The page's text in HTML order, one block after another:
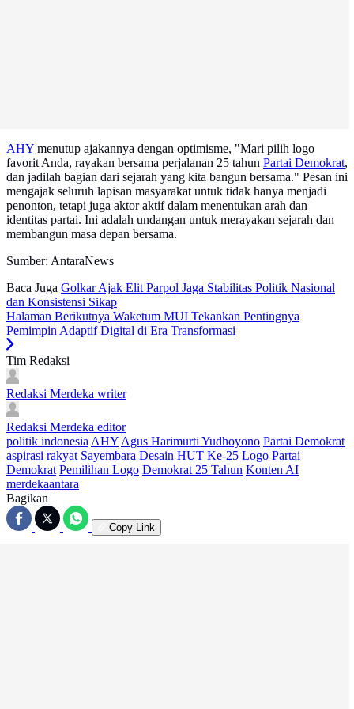
AHY menutup ajakannya dengan optimisme, "Mari pilih logo
favorit Anda, rayakan bersama perjalanan 25 tahun Partai Demokrat,
dan jadilah bagian dari sejarah yang kita bangun bersama." Pesan ini
mengajak seluruh lapisan masyarakat untuk tidak hanya menjadi
penonton, tetapi juga aktor aktif dalam menentukan arah dan
identitas partai. Ini adalah undangan untuk merayakan sejarah dan
membangun masa depan bersama.
Sumber: AntaraNews
Baca Juga Golkar Ajak Elit Parpol Jaga Stabilitas Politik Nasional
dan Konsistensi Sikap
Halaman Berikutnya Waketum MUI Tekankan Pentingnya
Pemimpin Adaptif Digital di Era Transformasi
Tim Redaksi
Redaksi Merdeka writer
Redaksi Merdeka editor
politik indonesia AHY Agus Harimurti Yudhoyono Partai Demokrat
aspirasi rakyat Sayembara Desain HUT Ke-25 Logo Partai
Demokrat Pemilihan Logo Demokrat 25 Tahun Konten AI
merdekaantara
Bagikan
Copy Link